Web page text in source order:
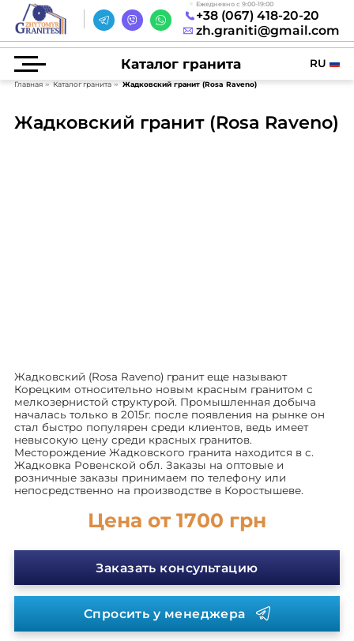
Ежедневно с 9:00-19:00
+38 (067) 418-20-20
zh.graniti@gmail.com
RU
Каталог гранита
Главная Каталог гранита Жадковский гранит (Rosa Raveno)
Жадковский гранит (Rosa Raveno)
Жадковский (Rosa Raveno) гранит еще называют
Корецким относительно новым красным гранитом с
мелкозернистой структурой. Промышленная добыча
началась только в 2015г. после появления на рынке он
стал быстро популярен среди клиентов, ведь имеет
невысокую цену среди красных гранитов.
Месторождение Жадковского гранита находится в с.
Жадковка Ровенской обл. Заказы на оптовые и
розничные заказы принимаем по телефону или
непосредственно на производстве в Коростышеве.
Цена от 1700 грн
Заказать консультацию
Спросить у менеджера